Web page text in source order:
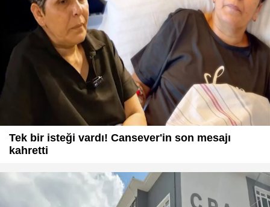
Tek bir isteği vardı! Cansever'in son mesajı
kahretti